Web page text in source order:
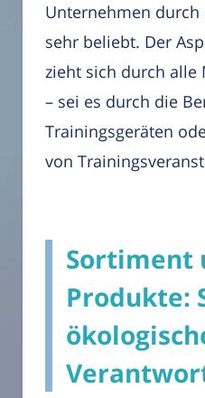
Unternehmen
sehr beliebt. Der
zieht sich durch alle
– sei es durch die
Trainingsgeräten
von
Sortiment
Produkte: